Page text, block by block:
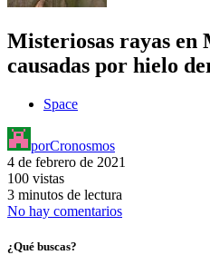
Misteriosas rayas en
causadas por hielo
Space
porCronosmos
4 de febrero de 2021
100 vistas
3 minutos de lectura
No hay comentarios
¿Qué buscas?